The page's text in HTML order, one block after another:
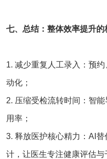
七、总结：整体效率提升的
1. 减少重复人工录入：预
动化；
2. 压缩受检流转时间：智
用率；
3. 释放医护核心精力：AI
计，让医生专注健康评估与